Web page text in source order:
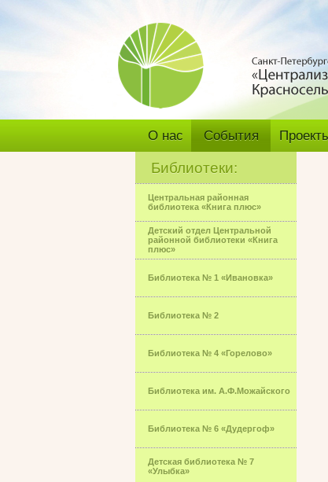
О нас События
Библиотеки:
Центральная районная
библиотека «Книга плюс»
Детский отдел Центральной
районной библиотеки «Книга
плюс»
Библиотека № 1 «Ивановка»
Библиотека № 2
Библиотека № 4 «Горелово»
Библиотека им. А.Ф.Можайского
Библиотека № 6 «Дудергоф»
Детская библиотека № 7
«Улыбка»